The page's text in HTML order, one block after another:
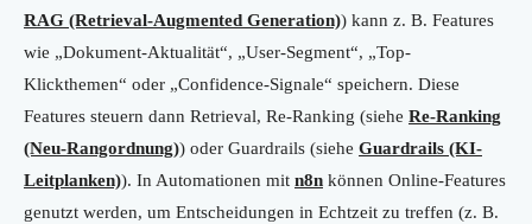
RAG (Retrieval-Augmented Generation)) kann z. B. Features
wie „Dokument-Aktualität“, „User-Segment“, „Top-
Klickthemen“ oder „Confidence-Signale“ speichern. Diese
Features steuern dann Retrieval, Re-Ranking (siehe Re-Ranking
(Neu-Rangordnung)) oder Guardrails (siehe Guardrails (KI-
Leitplanken)). In Automationen mit n8n können Online-Features
genutzt werden, um Entscheidungen in Echtzeit zu treffen (z. B.